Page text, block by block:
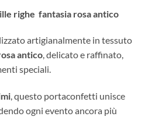
righe fantasia rosa antico
artigianalmente in tessuto
antico, delicato e raffinato,
speciali.
, questo portaconfetti unisce
ogni evento ancora più